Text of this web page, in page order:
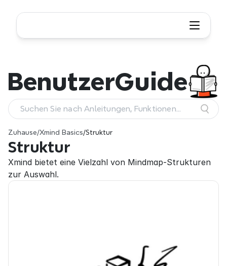
Zuhause/Xmind Basics/Struktur
Struktur
Xmind bietet eine Vielzahl von Mindmap-Strukturen
zur Auswahl.
BenutzerGuide
Suchen Sie nach Anleitungen, Funktionen
und Workflows